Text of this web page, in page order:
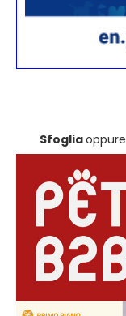
Sfogliaoppure